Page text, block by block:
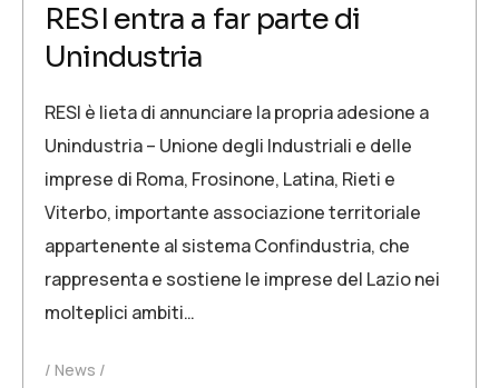
RESI entra a far parte di
Unindustria
RESI è lieta di annunciare la propria adesione a
Unindustria – Unione degli Industriali e delle
imprese di Roma, Frosinone, Latina, Rieti e
Viterbo, importante associazione territoriale
appartenente al sistema Confindustria, che
rappresenta e sostiene le imprese del Lazio nei
molteplici ambiti…
News